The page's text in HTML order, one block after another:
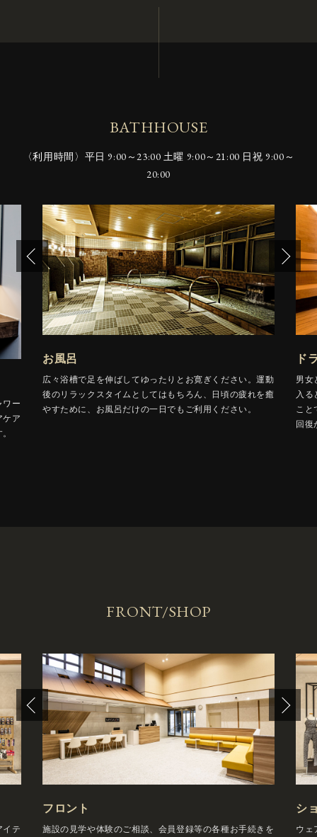
BATHHOUSE
〈利用時間〉 平日 9:00～23:00 土曜 9:00～21:00 日祝 9:00～
20:00
ワー
ケア
お風呂
広々浴槽で足を伸ばしてゆったりとお寛ぎください。運動
後のリラックスタイムとしてはもちろん、日頃の疲れを癒
やすために、お風呂だけの一日でもご利用ください。
ド
男女
入る
こと
回復
FRONT/SHOP
イテ
フロント
施設の見学や体験のご相談、会員登録等の各種お手続きを
シ
ウェ